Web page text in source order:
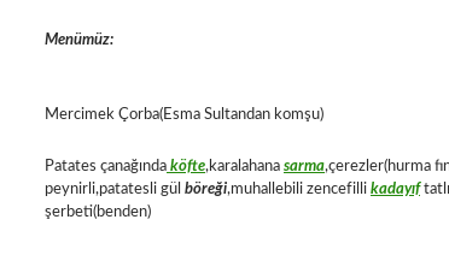
Menümüz:
Mercimek Çorba(Esma Sultandan komşu)
Patates çanağında köfte,karalahana sarma,çerezler(hurma
peynirli,patatesli gül böreği,muhallebili zencefilli kadayıf
şerbeti(benden)